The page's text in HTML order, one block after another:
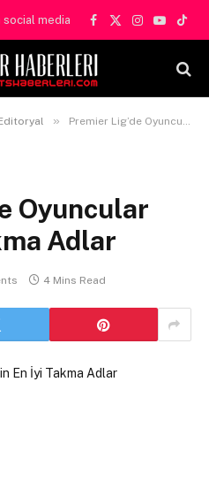
social media
Facebook
X
Instagram
YouTube
» Premier Lig’de Oyuncular İçin En İyi Takma Adlar
Oyuncular
Adlar
4 Mins Read